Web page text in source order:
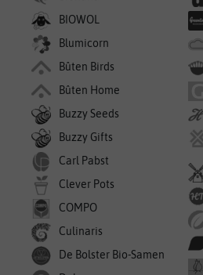
BIOWOL
Blumicorn
Bûten Birds
Bûten Home
Buzzy Seeds
Buzzy Gifts
Carl Pabst
Clever Pots
COMPO
Culinaris
De Bolster Bio-Samen